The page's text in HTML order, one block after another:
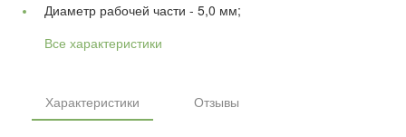
Диаметр рабочей части - 5,0 мм;
Все характеристики
Характеристики Отзывы